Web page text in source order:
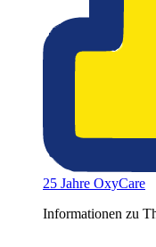
25 Jahre OxyCare
Informationen zu